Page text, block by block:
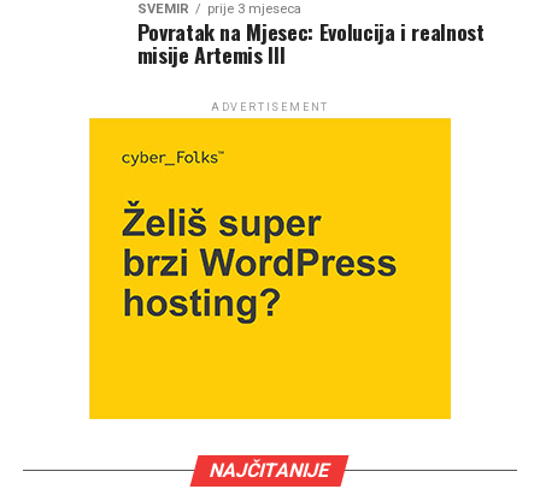
SVEMIR prije 3 mjeseca
Povratak na Mjesec: Evolucija i realnost
misije Artemis III
ADVERTISEMENT
NAJČITANIJE